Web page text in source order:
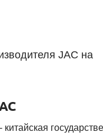
JAC на
китайская